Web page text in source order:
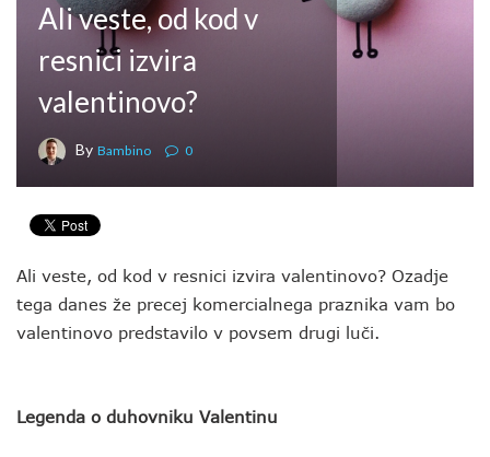
Ali veste, od kod v
resnici izvira
valentinovo?
By Bambino 0
Ali veste, od kod v resnici izvira valentinovo? Ozadje
tega danes že precej komercialnega praznika vam bo
valentinovo predstavilo v povsem drugi luči.
Legenda o duhovniku Valentinu